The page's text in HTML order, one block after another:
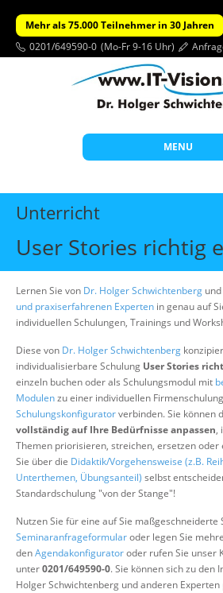
Mehr als 75.000 Teilnehmer in 30 Jahren
0201/649590-0 (Mo-Fr 9-16 Uhr)
MENU
Start
Beratung
Offene Seminare
Über uns
Suche
Unterricht
User Stories richtig
Lernen Sie von Dr. Holger Schwichtenberg
und praxiserfahrenen Experten in genau auf
individuellen Schulungen, Trainings und
Diese von Dr. Holger Schwichtenberg
individualisierbare Schulung User Stories
einzeln buchen oder als Schulungsmodul mit
Modulenzu einer individuellen
Schulungskonfiguratorverbinden. Sie können
vollständig auf Ihre Bedürfnisse anpassen,
Themen priorisieren, streichen, ersetzen oder
Sie über die Didaktik/Vorgehensweise (z.B.
Unterthemen, Übungsanteil) selbst
Standardschulung "von der Stange"!
Nutzen Sie für eine auf Sie maßgeschneiderte
Seminaranfrageformularoder legen Sie
denAgendakonfiguratoroder rufen Sie unser
unter0201/649590-0. Sie können sich zu den
Holger Schwichtenberg und anderen